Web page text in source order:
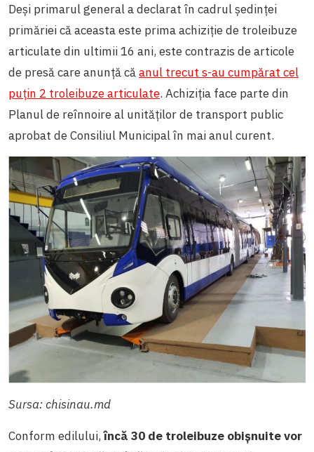
Deși primarul general a declarat în cadrul ședinței
primăriei că aceasta este prima achiziție de troleibuze
articulate din ultimii 16 ani, este contrazis de articole
de presă care anunță căanul trecut s-au cumpărat cel
puțin 2 troleibuze articulate. Achiziția face parte din
Planul de reînnoire al unităților de transport public
aprobat de Consiliul Municipal în mai anul curent.
Sursa: chisinau.md
Conform edilului,încă 30 de troleibuze obișnuite vor